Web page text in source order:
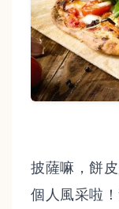
披薩嘛，餅
個人風采啦